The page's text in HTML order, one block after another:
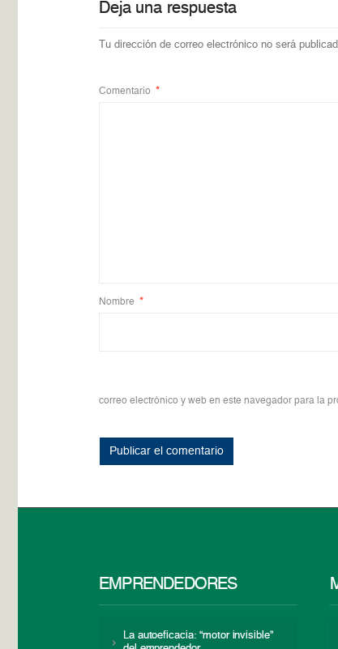
Deja una respuesta
Tu dirección de correo electrónico no será
Comentario *
Nombre *
correo electrónico y web en este navegador para la
EMPRENDEDORES
La autoeficacia: “motor invisible”